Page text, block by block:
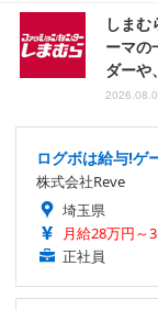
しま
ーマの
ダーや
ログボは給与!ゲ
株式会社Reve
埼玉県
月給28万円～
正社員